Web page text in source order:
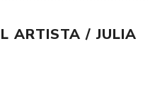
ARTISTA / JULIA